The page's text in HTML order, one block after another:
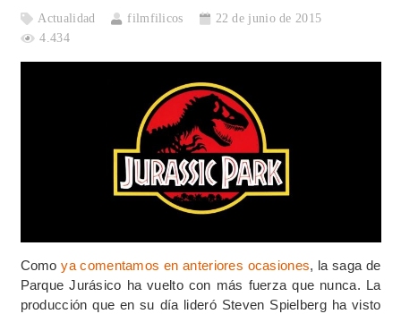
Actualidad filmfilicos
22 de junio de 2015
4.434
Comoya comentamos en anteriores ocasiones, la saga de
Parque Jurásico ha vuelto con más fuerza que nunca. La
producción que en su día lideró Steven Spielberg ha visto